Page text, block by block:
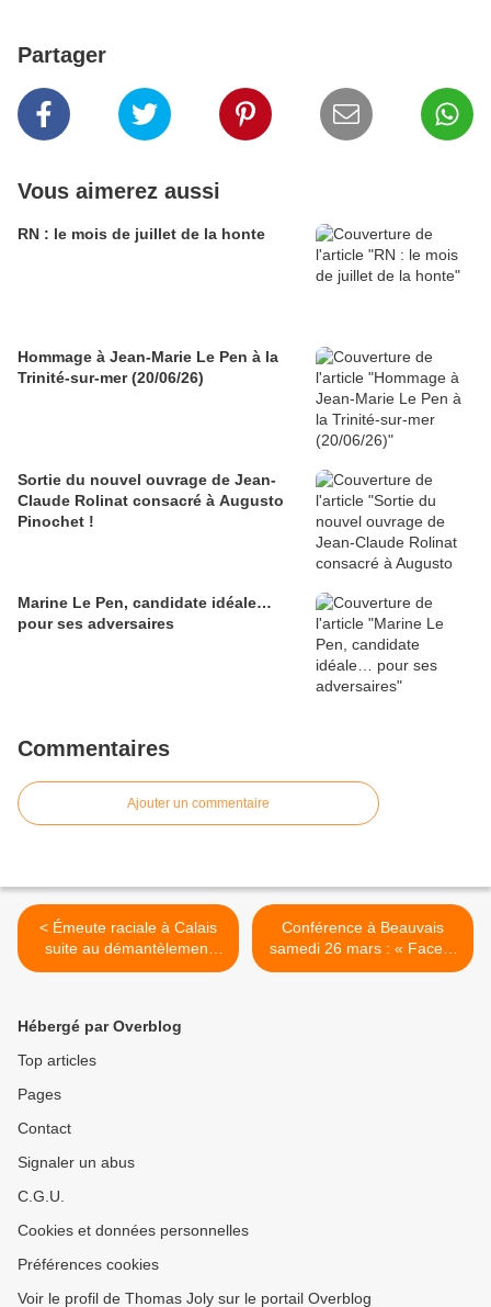
Partager
Vous aimerez aussi
RN : le mois de juillet de la honte
Hommage à Jean-Marie Le Pen à la
Trinité-sur-mer (20/06/26)
Sortie du nouvel ouvrage de Jean-
Claude Rolinat consacré à Augusto
Pinochet !
Marine Le Pen, candidate idéale…
pour ses adversaires
Commentaires
Ajouter un commentaire
< Émeute raciale à Calais
suite au démantèlement
d'une partie du bidonville
Conférence à Beauvais
samedi 26 mars : « Face à
l'invasion et l'islamisation :
Hébergé par Overblog
Top articles
Pages
Contact
Signaler un abus
C.G.U.
Cookies et données personnelles
Préférences cookies
Voir le profil de Thomas Joly sur le portail Overblog